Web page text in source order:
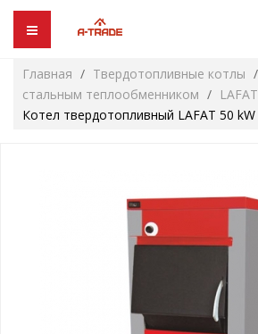
Главная Твердотопливные котлы
стальным теплообменником
LAFAT
Котел твердотопливный LAFAT 50 kW